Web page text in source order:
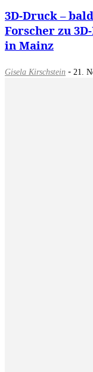
3D-Druck –
Forscher zu
in Mainz
Gisela Kirschstein - 21.